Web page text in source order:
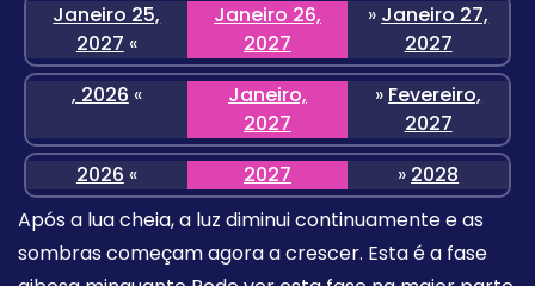
Janeiro 25,
2027 «
Janeiro 26,
2027
» Janeiro 27,
2027
, 2026 «
Janeiro,
2027
» Fevereiro,
2027
2026 « 2027 » 2028
Após a lua cheia, a luz diminui continuamente e as
sombras começam agora a crescer. Esta é a fase